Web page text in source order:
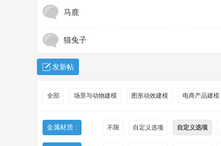
马鹿
猫兔子
发新帖
全部 场景与动物建模 图形动效建模 电商产品建模
金属材质 : 不限 自定义选项 自定义选项